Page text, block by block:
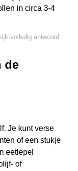
in circa 3-4
volledig antwoord
de
Je kunt verse
of een stukje
eetlepel
of